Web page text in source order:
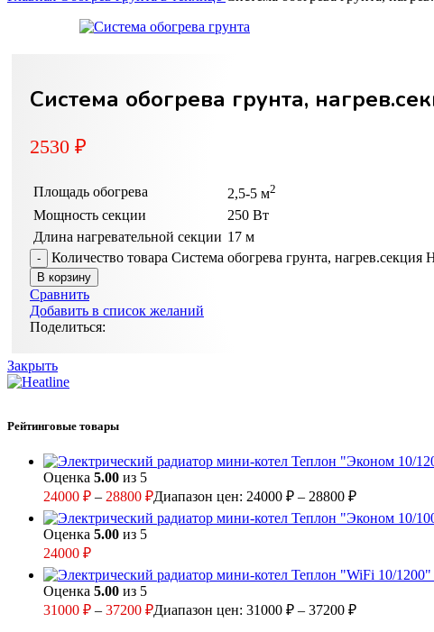
Система обогрева грунта,
2530 ₽
Площадь обогрева 2,5-5 м2
Мощность секции
250 Вт
Длина нагревательной секции 17 м
Количество товара Система обогрева грунта, нагрев.секция
В корзину
Сравнить
Добавить в список желаний
Поделиться:
Закрыть
Рейтинговые товары
Оценка 5.00 из 5
24000 ₽ – 28800 ₽Диапазон цен: 24000 ₽ – 28800 ₽
Оценка 5.00 из 5
24000 ₽
Оценка 5.00 из 5
31000 ₽ – 37200 ₽Диапазон цен: 31000 ₽ – 37200 ₽